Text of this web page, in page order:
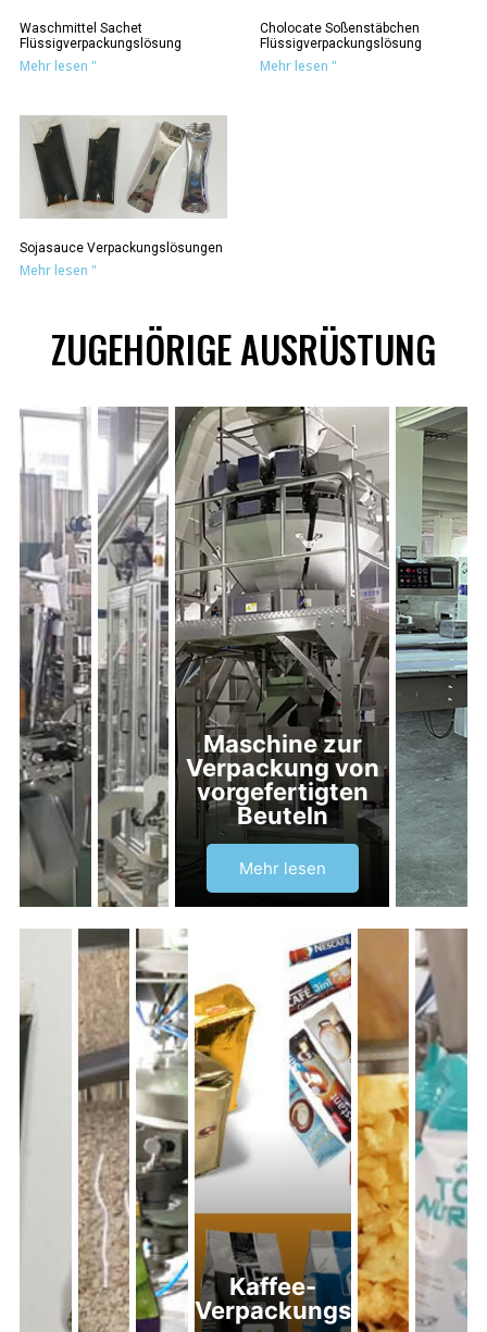
Waschmittel Sachet
Flüssigverpackungslösung
Mehr lesen "
Cholocate Soßenstäbchen
Flüssigverpackungslösung
Mehr lesen "
Sojasauce Verpackungslösungen
Mehr lesen "
ZUGEHÖRIGE AUSRÜSTUNG
Maschine zur
Verpackung von
vorgefertigten
Beuteln
Mehr lesen
Kaffee-
Verpackungsmaschine